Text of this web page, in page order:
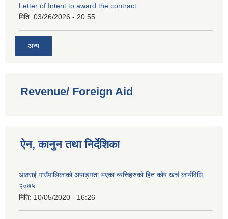
Letter of Intent to award the contract
मिति: 03/26/2026 - 20:55
अन्य
Revenue/ Foreign Aid
ऐन, कानुन तथा निर्देशिका
आठराई गाउँपालिकाको अपाङ्गता भएका व्यत्तिहरुको हित कोष खर्च कार्यविधि,
२०७५
मिति: 10/05/2020 - 16:26